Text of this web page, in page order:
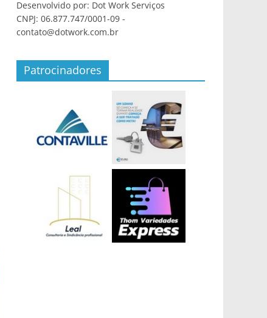
Desenvolvido por: Dot Work Serviços
CNPJ: 06.877.747/0001-09 -
contato@dotwork.com.br
Patrocinadores